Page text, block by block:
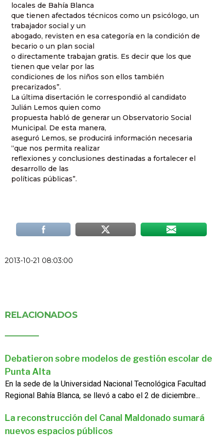
locales de Bahía Blanca
que tienen afectados técnicos como un psicólogo, un
trabajador social y un
abogado, revisten en esa categoría en la condición de
becario o un plan social
o directamente trabajan gratis. Es decir que los que
tienen que velar por las
condiciones de los niños son ellos también
precarizados”.
La última disertación le correspondió al candidato
Julián Lemos quien como
propuesta habló de generar un Observatorio Social
Municipal. De esta manera,
aseguró Lemos, se producirá información necesaria
“que nos permita realizar
reflexiones y conclusiones destinadas a fortalecer el
desarrollo de las
políticas públicas”.
2013-10-21 08:03:00
RELACIONADOS
Debatieron sobre modelos de gestión escolar de
Punta Alta
En la sede de la Universidad Nacional Tecnológica Facultad
Regional Bahía Blanca, se llevó a cabo el 2 de diciembre...
La reconstrucción del Canal Maldonado sumará
nuevos espacios públicos